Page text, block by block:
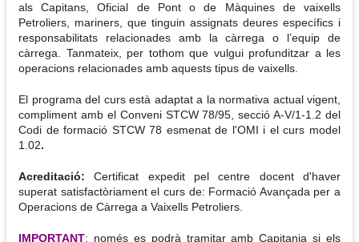
als Capitans, Oficial de Pont o de Màquines de vaixells
Petroliers, mariners, que tinguin assignats deures específics i
responsabilitats relacionades amb la càrrega o l’equip de
càrrega. Tanmateix, per tothom que vulgui profunditzar a les
operacions relacionades amb aquests tipus de vaixells.
El programa del curs està adaptat a la normativa actual vigent,
compliment amb el Conveni STCW 78/95, secció A-V/1-1.2 del
Codi de formació STCW 78 esmenat de l'OMI i el curs model
1.02.
Acreditació:Certificat expedit pel centre docent d'haver
superat satisfactòriament el curs de: Formació Avançada per a
Operacions de Càrrega a Vaixells Petroliers.
IMPORTANT: només es podrà tramitar amb Capitania si els